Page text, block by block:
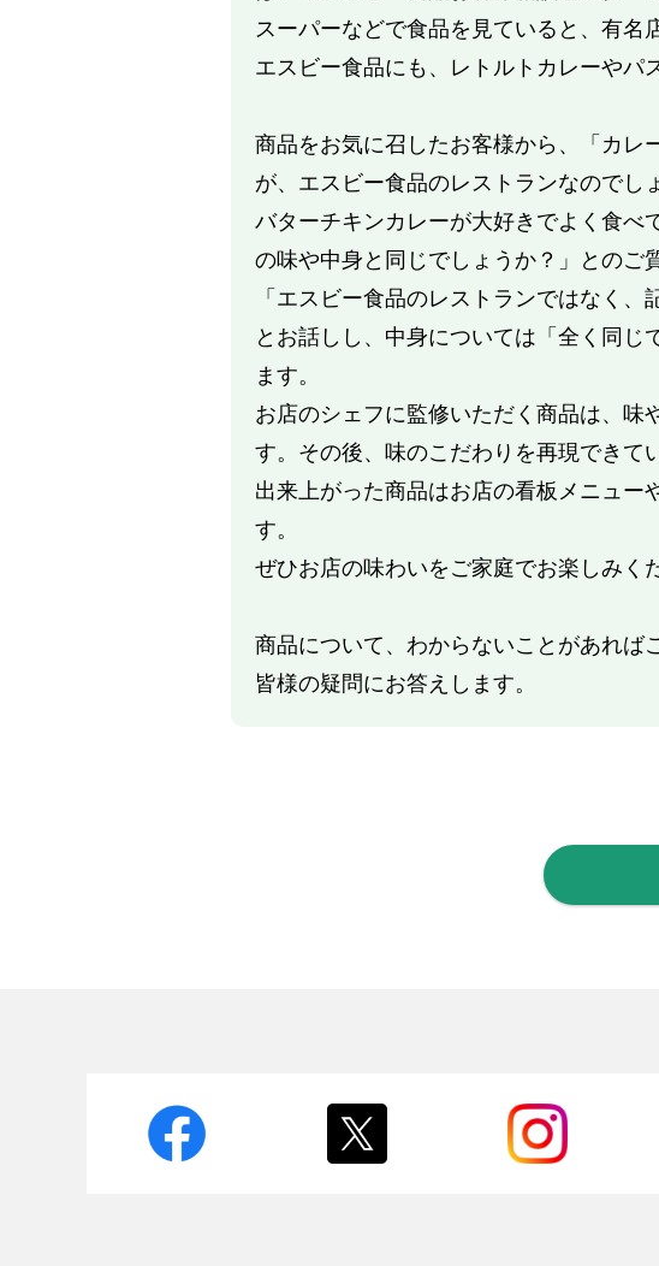
スーパーなどで食品を見ていると、有名
エスビー食品にも、レトルトカレーやパ
商品をお気に召したお客様から、「カレ
が、エスビー食品のレストランなのでし
バターチキンカレーが大好きでよく食べ
の味や中身と同じでしょうか？」とのご
「エスビー食品のレストランではなく
とお話しし、中身については「全く同
ます。
お店のシェフに監修いただく商品は、味
す。その後、味のこだわりを再現できて
出来上がった商品はお店の看板メニュー
す。
ぜひお店の味わいをご家庭でお楽しみく
商品について、わからないことがあれば
皆様の疑問にお答えします。